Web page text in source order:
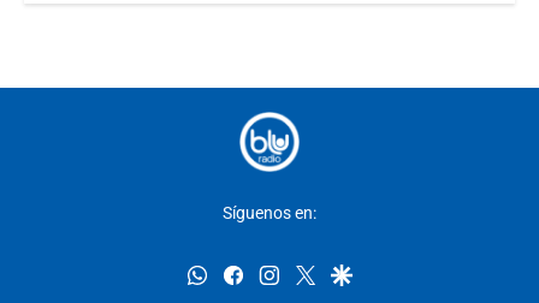
Síguenos en:
whatsappfacebookinstagram
twittergoogle